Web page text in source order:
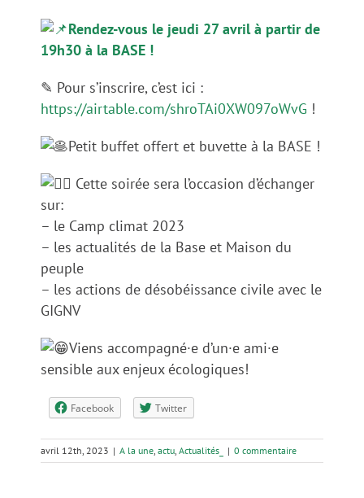
Rendez-vous le jeudi 27 avril à partir de
19h30 à la BASE !
✎ Pour s’inscrire, c’est ici :
https://airtable.com/shroTAi0XW097oWvG !
Petit buffet offert et buvette à la BASE !
Cette soirée sera l’occasion d’échanger
sur:
– le Camp climat 2023
– les actualités de la Base et Maison du
peuple
– les actions de désobéissance civile avec le
GIGNV
Viens accompagné·e d’un·e ami·e
sensible aux enjeux écologiques!
Facebook Twitter
avril 12th, 2023 | A la une, actu, Actualités_ | 0 commentaire